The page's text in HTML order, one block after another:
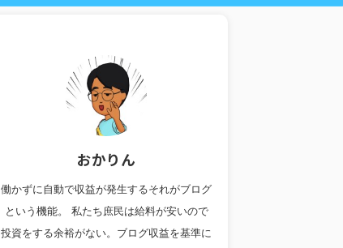
おかりん
働かずに自動で収益が発生するそれがブログ
という機能。 私たち庶民は給料が安いので
投資をする余裕がない。ブログ収益を基準に